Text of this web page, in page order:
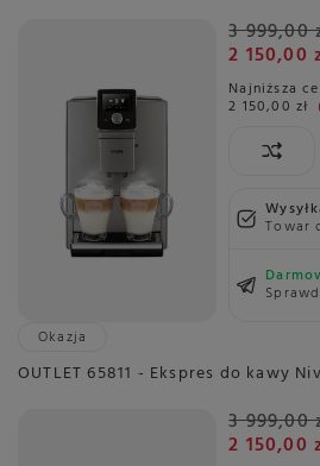
3 999,00
2 150,00
Najniższa
2 150,00 zł
Towar
Okazja
OUTLET 65811 - Ekspres do kawy
3 999,00
2 150,00